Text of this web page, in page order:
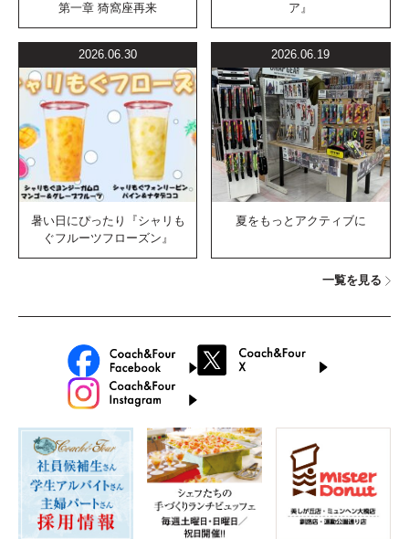
第一章 猗窩座再来
ア』
2026.06.30
暑い日にぴったり『シャリも
ぐフルーツフローズン』
2026.06.19
夏をもっとアクティブに
一覧を見る